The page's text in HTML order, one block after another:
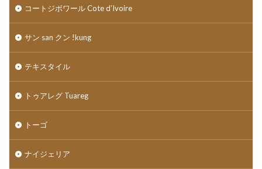
コートジボワール Cote d’Ivoire
サン san クン !kung
テキスタイル
トゥアレグ Tuareg
トーゴ
ナイジェリア